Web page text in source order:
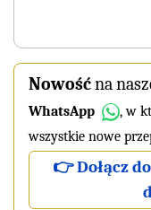
Nowośćna
WhatsApp
, w
wszystkie nowe
👉 Dołącz